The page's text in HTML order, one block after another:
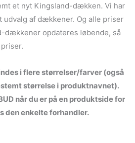
et nyt Kingsland-dækken. Vi har
udvalg af dækkener. Og alle priser
dækkener opdateres løbende, så
i flere størrelser/farver (også
størrelse i produktnavnet).
når du er på en produktside for
den enkelte forhandler.